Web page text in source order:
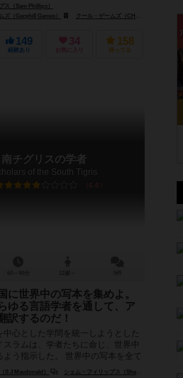
Mosaico Jogos）
ス（Sam Phillips）
ズ（Garphill Games）
クール・ゲームズ（CHUR GAMES）
149
経験あり
34
お気に入り
158
持ってる
南チグリスの学者
of the South Tigris
6.6
に世界中の写本を集めよ。
ゆる言語学者を通して、ア
訳するのだ！
中心とした学問を統一しようとした
スラムは、学者たちに命じ、世界中
よう指示した。 世界中の写本を全て
するという大...
S J Macdonald）
シェム・フィリップス（Shem Phillips）